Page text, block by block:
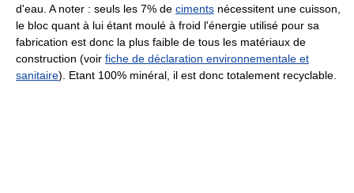
d'eau. A noter : seuls les 7% de ciments nécessitent une cuisson,
le bloc quant à lui étant moulé à froid l'énergie utilisé pour sa
fabrication est donc la plus faible de tous les matériaux de
construction (voir fiche de déclaration environnementale et
sanitaire). Etant 100% minéral, il est donc totalement recyclable.